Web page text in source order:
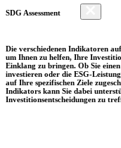
SDG Assessment
Die verschiedenen Indikatoren
um Ihnen zu helfen, Ihre
Einklang zu bringen. Ob Sie
investieren oder die ESG-
auf Ihre spezifischen Ziele
Indikators kann Sie dabei
Investitionsentscheidungen zu